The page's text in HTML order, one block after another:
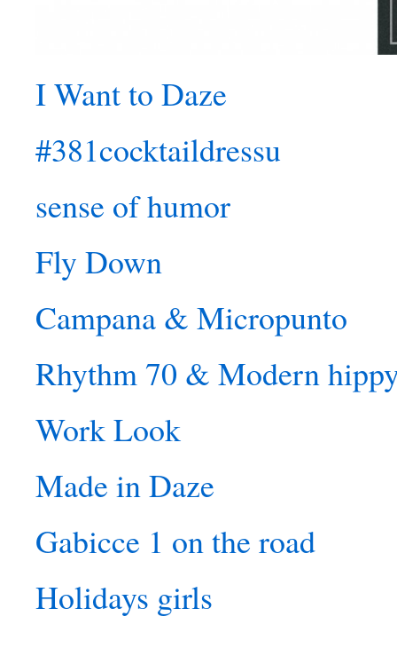
I Want to Daze
#381cocktaildressu
sense of humor
Fly Down
Campana & Micropunto
Rhythm 70 & Modern
Work Look
Made in Daze
Gabicce 1 on the road
Holidays girls